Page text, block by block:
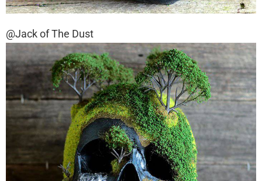
@Jack of The Dust